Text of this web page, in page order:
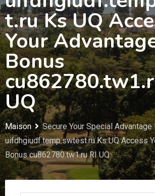
t.ru Ks UQ
Your
Bonus
UQ
Maison
Secure Your Special
uifdhgiudf.temp.swtest.ru Ks UQ Access
Bonus cu862780.tw1.ru RI UQ